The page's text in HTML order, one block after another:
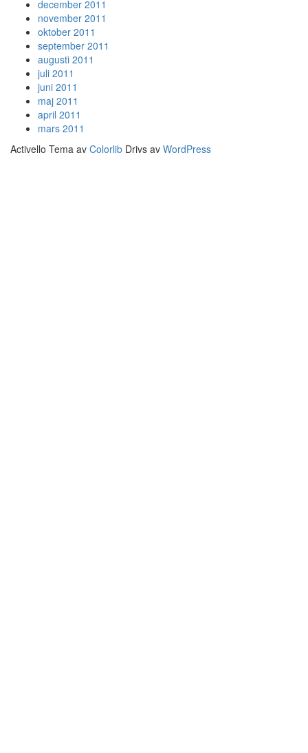
december 2011
november 2011
oktober 2011
september 2011
augusti 2011
juli 2011
juni 2011
maj 2011
april 2011
mars 2011
Activello Tema av Colorlib Drivs av WordPress